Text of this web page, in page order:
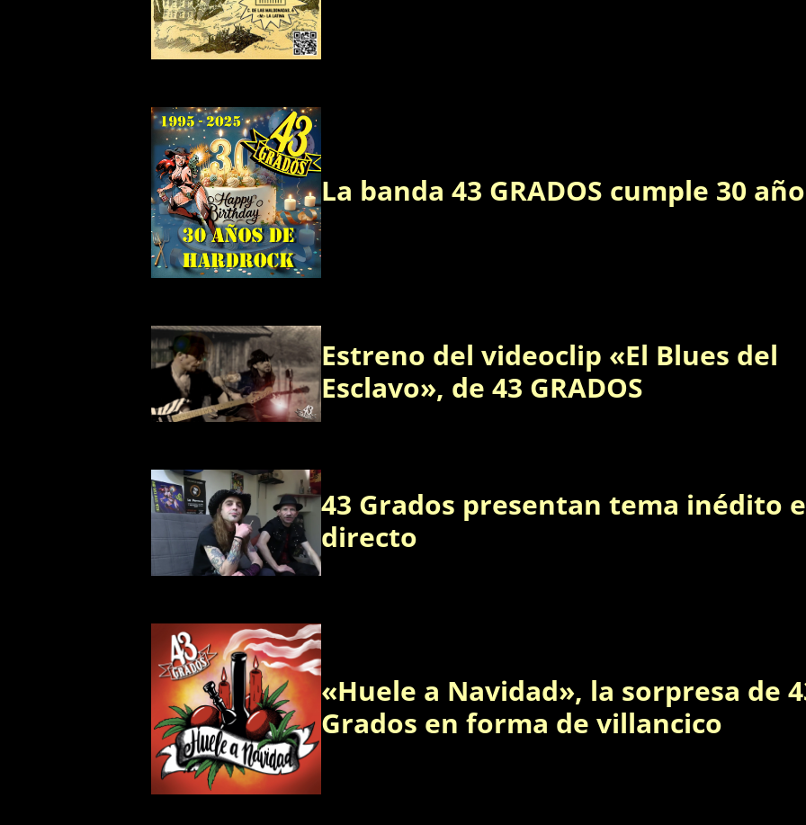
La banda 43 GRADOS cumple 30
Estreno del videoclip «El Blues del
Esclavo», de 43 GRADOS
43 Grados presentan tema inédito
directo
«Huele a Navidad», la sorpresa de
Grados en forma de villancico